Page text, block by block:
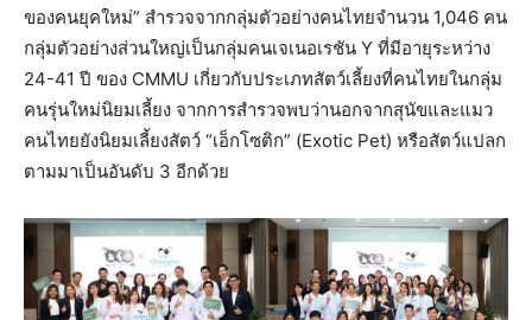
ของคนยุคใหม่” สำรวจจากกลุ่มตัวอย่างคนไทยจำนวน 1,046 คน
กลุ่มตัวอย่างส่วนใหญ่เป็นกลุ่มคนเจเนอเรชัน Y ที่มีอายุระหว่าง
24-41 ปี ของ CMMU เกี่ยวกับประเภทสัตว์เลี้ยงที่คนไทยในกลุ่ม
คนรุ่นใหม่นิยมเลี้ยง จากการสำรวจพบว่านอกจากสุนัขและแมว
คนไทยยังนิยมเลี้ยงสัตว์ “เอ็กโซติก” (Exotic Pet) หรือสัตว์แปลก
ตามมาเป็นอันดับ 3 อีกด้วย